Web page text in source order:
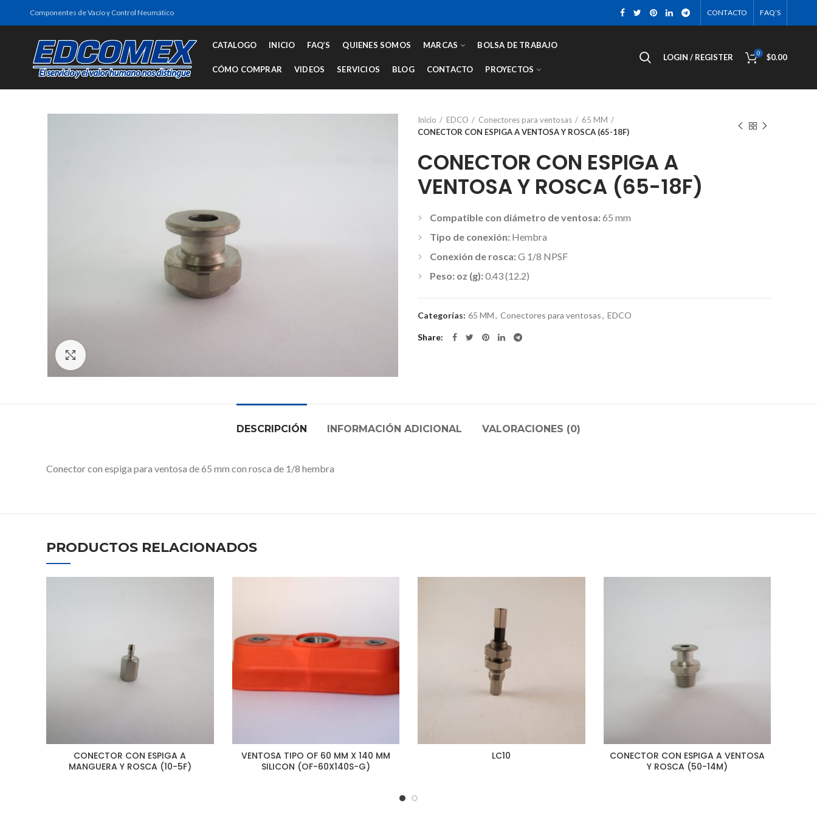
Componentes de Vacío y Control Neumático CONTACTO FAQ’S
CATALOGO INICIO FAQ’S QUIENES SOMOS MARCAS BOLSA DE TRABAJO
CÓMO COMPRAR VIDEOS SERVICIOS BLOG CONTACTO PROYECTOS
LOGIN / REGISTER 0 $0.00
Inicio EDCO Conectores para ventosas
65 MM
CONECTOR CON ESPIGA A VENTOSA Y ROSCA (65-18F)
CONECTOR CON ESPIGA A
VENTOSA Y ROSCA (65-18F)
Compatible con diámetro de ventosa:65 mm
Tipo de conexión: Hembra
Conexión de rosca:G 1/8 NPSF
Peso: oz (g):0.43 (12.2)
Categorías: 65 MM, Conectores para ventosas, EDCO
Share
DESCRIPCIÓN INFORMACIÓN ADICIONAL VALORACIONES (0)
Conector con espiga para ventosa de 65 mm con rosca de 1/8 hembra
PRODUCTOS RELACIONADOS
CONECTOR CON ESPIGA A
MANGUERA Y ROSCA (10-5F)
VENTOSA TIPO OF 60 MM X 140 MM
SILICON (OF-60X140S-G)
LC10
CONECTOR CON ESPIGA A VENTOSA
Y ROSCA (50-14M)